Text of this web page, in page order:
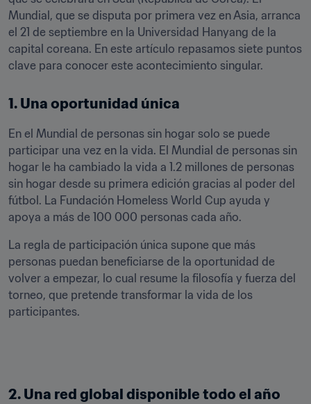
Mundial, que se disputa por primera vez en Asia, arranca
el 21 de septiembre en la Universidad Hanyang de la
capital coreana. En este artículo repasamos siete puntos
clave para conocer este acontecimiento singular.
1. Una oportunidad única
En el Mundial de personas sin hogar solo se puede
participar una vez en la vida. El Mundial de personas sin
hogar le ha cambiado la vida a 1.2 millones de personas
sin hogar desde su primera edición gracias al poder del
fútbol. La Fundación Homeless World Cup ayuda y
apoya a más de 100 000 personas cada año.
La regla de participación única supone que más
personas puedan beneficiarse de la oportunidad de
volver a empezar, lo cual resume la filosofía y fuerza del
torneo, que pretende transformar la vida de los
participantes.
2. Una red global disponible todo el año